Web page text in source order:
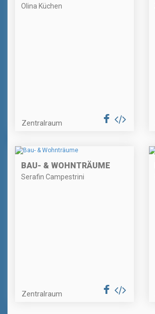
Olina Küchen
Zentralraum
BAU- & WOHNTRÄUME
Serafin Campestrini
Zentralraum